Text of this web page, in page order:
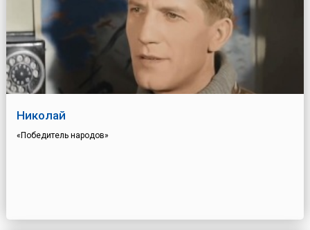
Николай
«Победитель народов»